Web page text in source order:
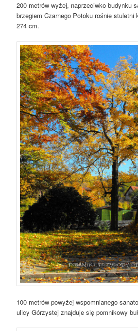
200 metrów wyżej, naprzeciwko budynku
brzegiem Czarnego Potoku rośnie stuletni
274 cm.
100 metrów powyżej wspomnianego
ulicy Górzystej znajduje się pomnikowy